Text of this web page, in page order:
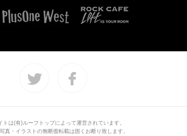
トは(有)ルーフトップによって運営されています。
真・イラストの無断復転載は固くお断り致します。